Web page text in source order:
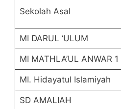
Sekolah Asal
MI DARUL ‘ULUM
MI MATHLA’UL ANWAR 1
MI. Hidayatul Islamiyah
SD AMALIAH